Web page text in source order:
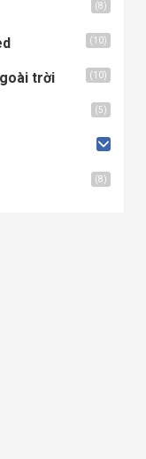
(8)
(10)
trời (10)
(5)
(8)